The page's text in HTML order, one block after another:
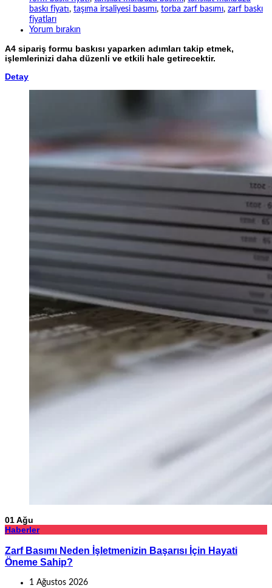
baskı fiyatı, taşıma irsaliyesi basımı, torba zarf basımı, zarf baskı
fiyatları
Yorum bırakın
A4 sipariş formu baskısı yaparken adımları takip etmek,
işlemlerinizi daha düzenli ve etkili hale getirecektir.
Detay
01Ağu
Haberler
Zarf Basımı Neden İşletmenizin Başarısı İçin Hayati
Öneme Sahip?
1 Ağustos 2026